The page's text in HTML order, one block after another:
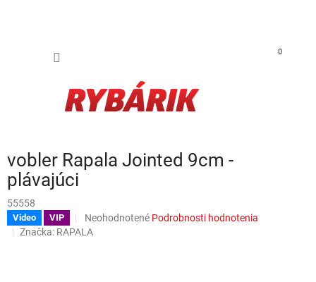
0
vobler Rapala Jointed 9cm -
plávajúci
55558
Video VIP Priemerné hodnotenie produktu je 0,0 z 5 hviezdičiek.
Neohodnotené Podrobnosti hodnotenia
Značka: RAPALA